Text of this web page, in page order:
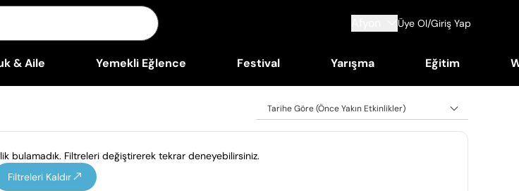
Üye Ol/Giriş Yap
& Aile Yemekli Eğlence Festival Yarışma Eğitim
Tarihe Göre (Önce Yakın Etkinlikler)
bulamadık. Filtreleri değiştirerek tekrar deneyebilirsiniz.
Filtreleri Kaldır